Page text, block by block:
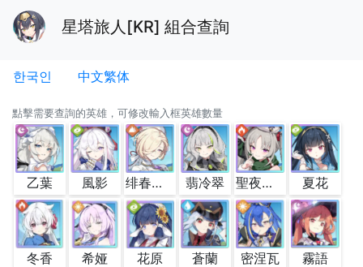
星塔旅人[KR] 組合查詢
한국인 中文繁体
點擊需要查詢的英雄，可修改輸入框英雄數量
乙葉 風影 绯春柯洛妮絲 翡冷翠 聖夜菈露 夏花
冬香 希娅 花原 蒼蘭 密涅瓦 霧語